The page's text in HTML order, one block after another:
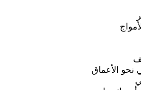
الأعماق